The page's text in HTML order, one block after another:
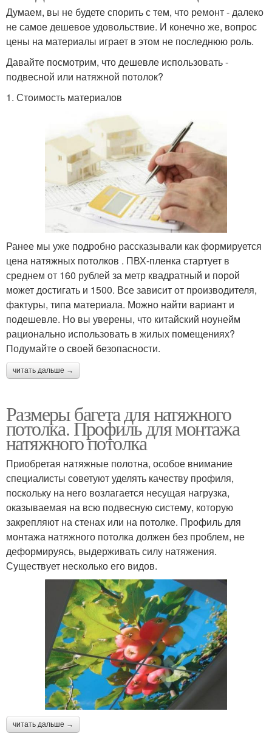
Думаем, вы не будете спорить с тем, что ремонт - далеко
не самое дешевое удовольствие. И конечно же, вопрос
цены на материалы играет в этом не последнюю роль.
Давайте посмотрим, что дешевле использовать -
подвесной или натяжной потолок?
1. Стоимость материалов
Ранее мы уже подробно рассказывали как формируется
цена натяжных потолков . ПВХ-пленка стартует в
среднем от 160 рублей за метр квадратный и порой
может достигать и 1500. Все зависит от производителя,
фактуры, типа материала. Можно найти вариант и
подешевле. Но вы уверены, что китайский ноунейм
рационально использовать в жилых помещениях?
Подумайте о своей безопасности.
читать дальше →
Размеры багета для натяжного
потолка. Профиль для монтажа
натяжного потолка
Приобретая натяжные полотна, особое внимание
специалисты советуют уделять качеству профиля,
поскольку на него возлагается несущая нагрузка,
оказываемая на всю подвесную систему, которую
закрепляют на стенах или на потолке. Профиль для
монтажа натяжного потолка должен без проблем, не
деформируясь, выдерживать силу натяжения.
Существует несколько его видов.
читать дальше →